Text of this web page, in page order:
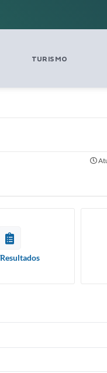
TURISMO